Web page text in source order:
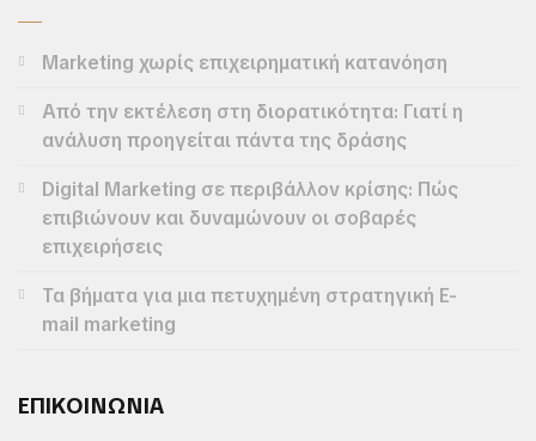
Marketing χωρίς επιχειρηματική κατανόηση
Από την εκτέλεση στη διορατικότητα: Γιατί η
ανάλυση προηγείται πάντα της δράσης
Digital Marketing σε περιβάλλον κρίσης: Πώς
επιβιώνουν και δυναμώνουν οι σοβαρές
επιχειρήσεις
Τα βήματα για μια πετυχημένη στρατηγική E-
mail marketing
ΕΠΙΚΟΙΝΩΝΙΑ